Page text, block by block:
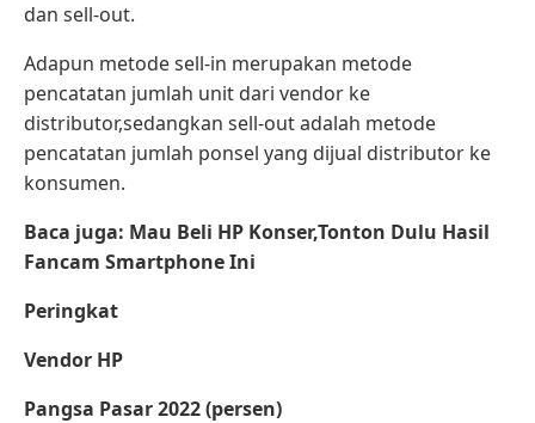
dan sell-out.
Adapun metode sell-in merupakan metode
pencatatan jumlah unit dari vendor ke
distributor,sedangkan sell-out adalah metode
pencatatan jumlah ponsel yang dijual distributor ke
konsumen.
Baca juga: Mau Beli HP Konser,Tonton Dulu Hasil
Fancam Smartphone Ini
Peringkat
Vendor HP
Pangsa Pasar 2022 (persen)